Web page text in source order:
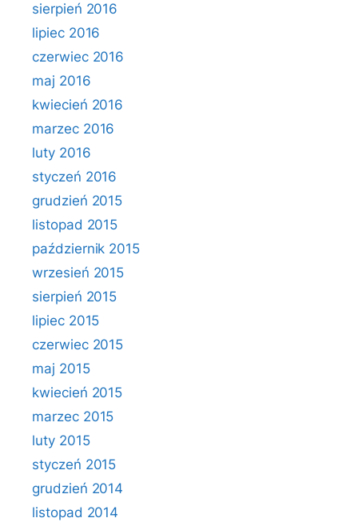
sierpień 2016
lipiec 2016
czerwiec 2016
maj 2016
kwiecień 2016
marzec 2016
luty 2016
styczeń 2016
grudzień 2015
listopad 2015
październik 2015
wrzesień 2015
sierpień 2015
lipiec 2015
czerwiec 2015
maj 2015
kwiecień 2015
marzec 2015
luty 2015
styczeń 2015
grudzień 2014
listopad 2014